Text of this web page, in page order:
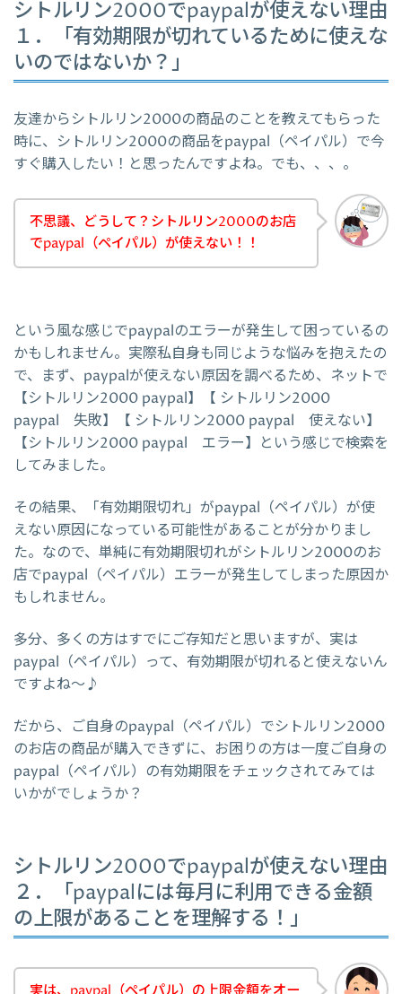
シトルリン2000でpaypalが使えない理由
１．「有効期限が切れているために使えな
いのではないか？」
友達からシトルリン2000の商品のことを教えてもらった
時に、シトルリン2000の商品をpaypal（ペイパル）で今
すぐ購入したい！と思ったんですよね。でも、、、。
不思議、どうして？シトルリン2000のお店
でpaypal（ペイパル）が使えない！！
という風な感じでpaypalのエラーが発生して困っているの
かもしれません。実際私自身も同じような悩みを抱えたの
で、まず、paypalが使えない原因を調べるため、ネットで
【シトルリン2000 paypal】【 シトルリン2000
paypal 失敗】【 シトルリン2000 paypal 使えない】
【シトルリン2000 paypal エラー】という感じで検索を
してみました。
その結果、「有効期限切れ」がpaypal（ペイパル）が使
えない原因になっている可能性があることが分かりまし
た。なので、単純に有効期限切れがシトルリン2000のお
店でpaypal（ペイパル）エラーが発生してしまった原因か
もしれません。
多分、多くの方はすでにご存知だと思いますが、実は
paypal（ペイパル）って、有効期限が切れると使えないん
ですよね～♪
だから、ご自身のpaypal（ペイパル）でシトルリン2000
のお店の商品が購入できずに、お困りの方は一度ご自身の
paypal（ペイパル）の有効期限をチェックされてみては
いかがでしょうか？
シトルリン2000でpaypalが使えない理由
２．「paypalには毎月に利用できる金額
の上限があることを理解する！」